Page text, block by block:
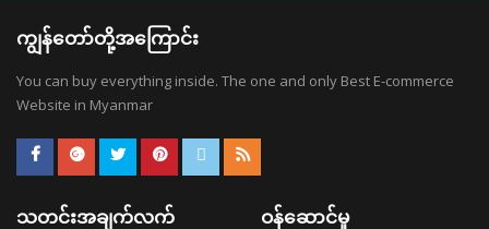
ကျွန်တော်တို့အကြောင်း
You can buy everything inside. The one and only Best E-commerce
Website in Myanmar
သတင်းအချက်လက် ဝန်ဆောင်မှု